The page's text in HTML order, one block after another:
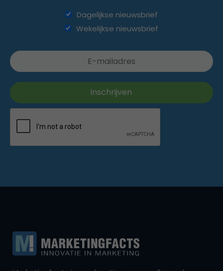
Dagelijkse nieuwsbrief
Wekelijkse nieuwsbrief